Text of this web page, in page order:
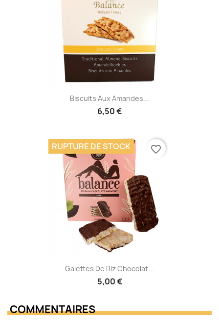
Biscuits Aux Amandes...
6,50 €
Galettes De Riz Chocolat...
5,00 €
RUPTURE DE STOCK favorite_border
COMMENTAIRES